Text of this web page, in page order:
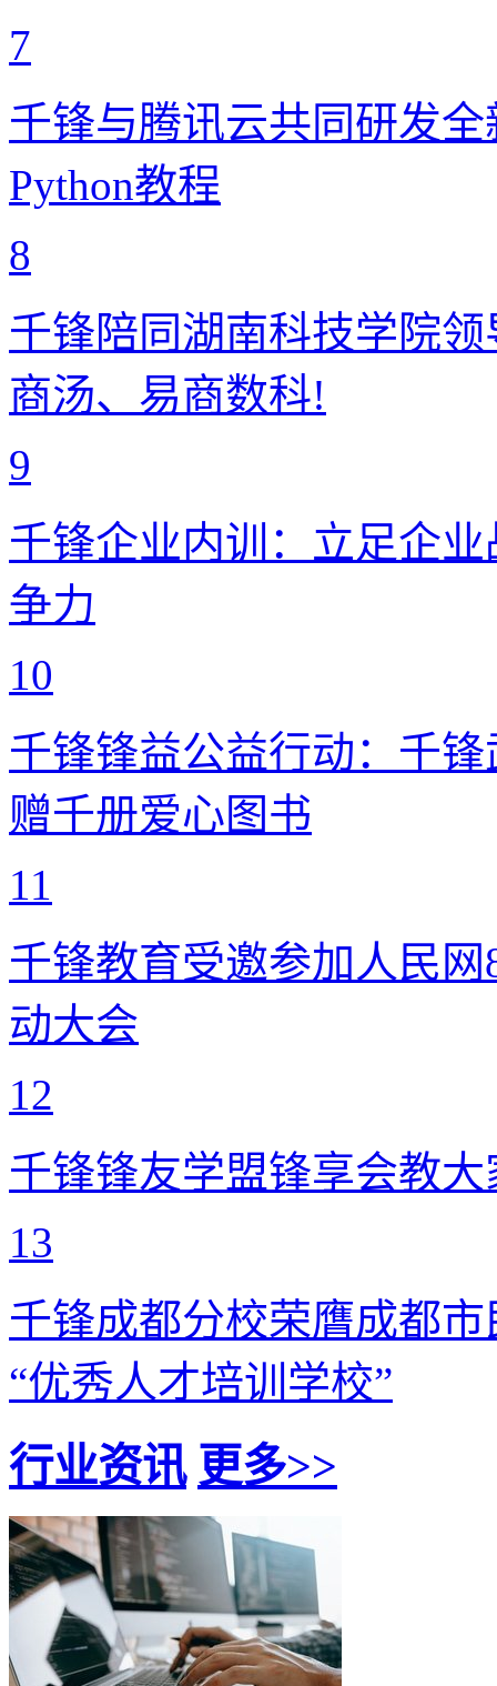
7
千锋与腾讯云共同研发
Python教程
8
千锋陪同湖南科技学院
商汤、易商数科!
9
千锋企业内训：立足企
争力
10
千锋锋益公益行动：千
赠千册爱心图书
11
千锋教育受邀参加人民
动大会
12
千锋锋友学盟锋享会教
13
千锋成都分校荣膺成都
“优秀人才培训学校”
行业资讯 更多>>